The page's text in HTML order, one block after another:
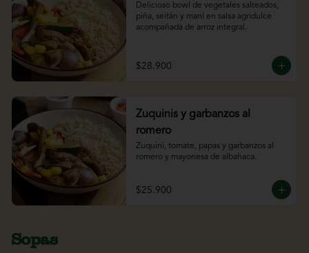
Delicioso bowl de vegetales salteados,
piña, seitán y maní en salsa agridulce
acompañada de arroz integral.
$28.900
Zuquinis y garbanzos al
romero
Zuquini, tomate, papas y garbanzos al
romero y mayonesa de albahaca.
$25.900
Sopas